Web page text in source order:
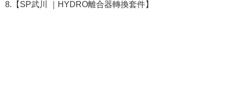
8.【SP武川 ｜HYDRO離合器轉換套件】